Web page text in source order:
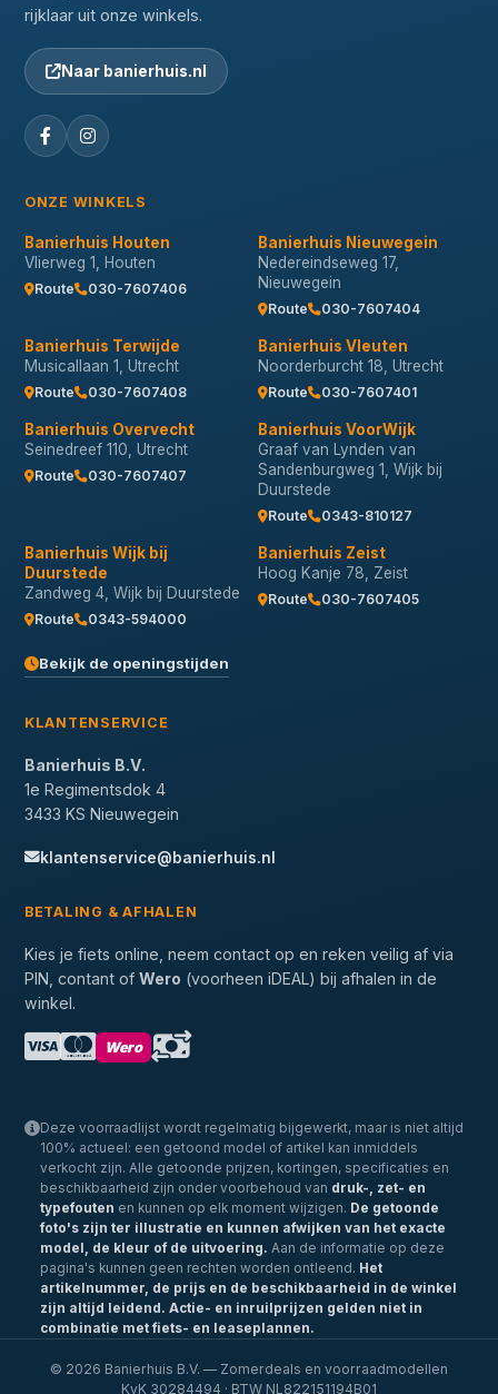
rijklaar uit onze winkels.
Naar banierhuis.nl
ONZE WINKELS
Banierhuis Houten
Vlierweg 1, Houten
Route 030-7607406
Banierhuis Nieuwegein
Nedereindseweg 17,
Nieuwegein
Route 030-7607404
Banierhuis Terwijde
Musicallaan 1, Utrecht
Route 030-7607408
Banierhuis Vleuten
Noorderburcht 18, Utrecht
Route 030-7607401
Banierhuis Overvecht
Seinedreef 110, Utrecht
Route 030-7607407
Banierhuis VoorWijk
Graaf van Lynden van
Sandenburgweg 1, Wijk bij
Duurstede
Route 0343-810127
Banierhuis Wijk bij
Duurstede
Zandweg 4, Wijk bij Duurstede
Route 0343-594000
Banierhuis Zeist
Hoog Kanje 78, Zeist
Route 030-7607405
Bekijk de openingstijden
KLANTENSERVICE
Banierhuis B.V.
1e Regimentsdok 4
3433 KS Nieuwegein
klantenservice@banierhuis.nl
BETALING & AFHALEN
Kies je fiets online, neem contact op en reken veilig af via
PIN, contant of Wero (voorheen iDEAL) bij afhalen in de
winkel.
Wero
Deze voorraadlijst wordt regelmatig bijgewerkt, maar is niet altijd
100% actueel: een getoond model of artikel kan inmiddels
verkocht zijn. Alle getoonde prijzen, kortingen, specificaties en
beschikbaarheid zijn onder voorbehoud van druk-, zet- en
typefouten en kunnen op elk moment wijzigen. De getoonde
foto's zijn ter illustratie en kunnen afwijken van het exacte
model, de kleur of de uitvoering. Aan de informatie op deze
pagina's kunnen geen rechten worden ontleend. Het
artikelnummer, de prijs en de beschikbaarheid in de winkel
zijn altijd leidend. Actie- en inruilprijzen gelden niet in
combinatie met fiets- en leaseplannen.
© 2026 Banierhuis B.V. — Zomerdeals en voorraadmodellen
KvK 30284494 · BTW NL822151194B01